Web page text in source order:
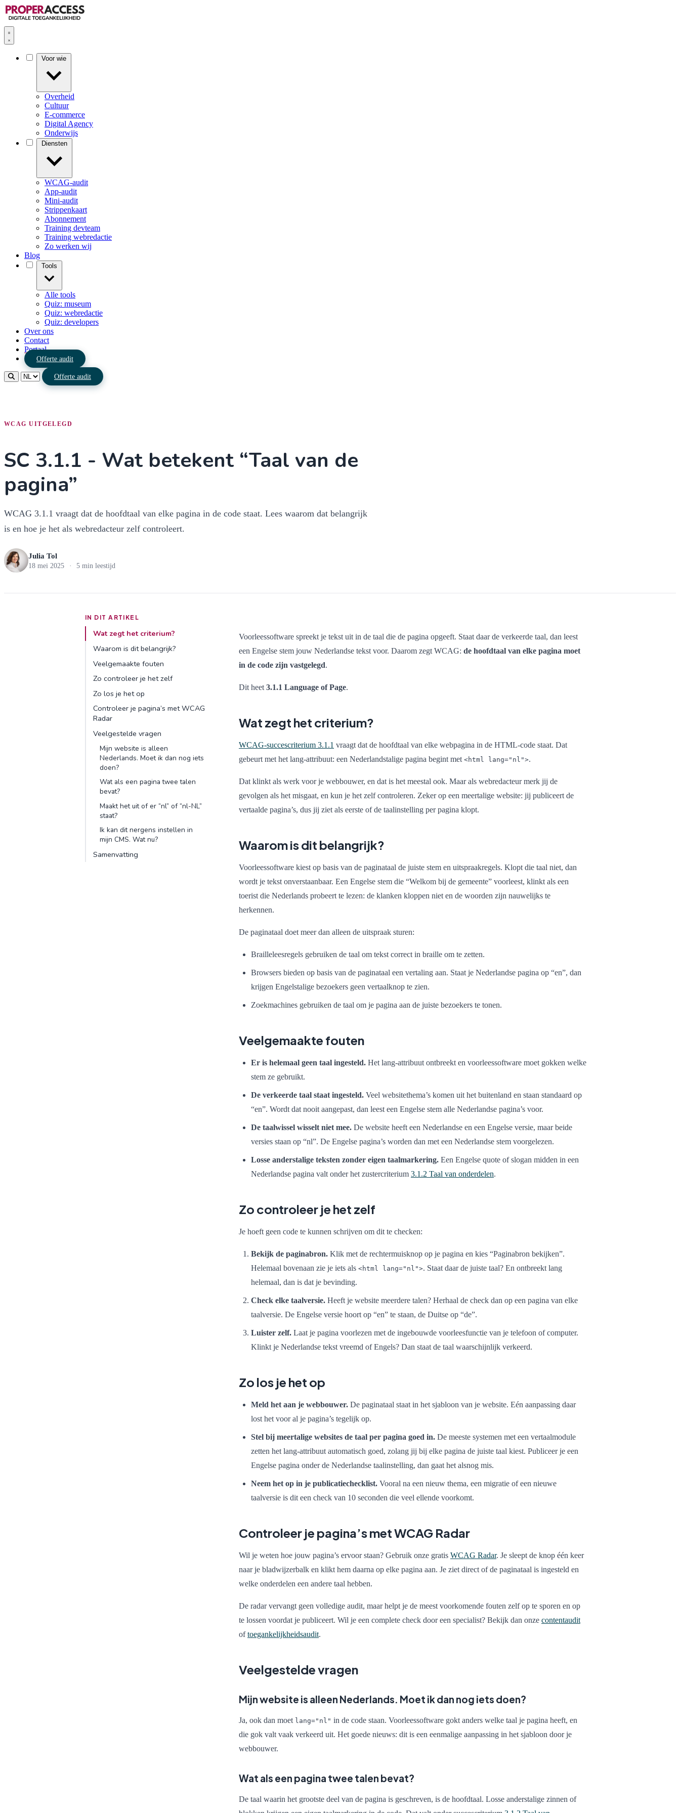
Overheid
Cultuur
E-commerce
Digital Agency
Onderwijs
WCAG-audit
App-audit
Mini-audit
Strippenkaart
Abonnement
Training devteam
Training webredactie
Zo werken wij
Blog
Alle tools
Quiz: museum
Quiz: webredactie
Quiz: developers
Over ons
Contact
Portaal
Offerte audit
Offerte audit
WCAG UITGELEGD
SC 3.1.1 - Wat betekent “Taal van de
pagina”
WCAG 3.1.1 vraagt dat de hoofdtaal van elke pagina in de code staat. Lees waarom dat belangrijk
is en hoe je het als webredacteur zelf controleert.
Julia Tol
18 mei 2025 · 5 min leestijd
IN DIT ARTIKEL
Wat zegt het criterium?
Waarom is dit belangrijk?
Veelgemaakte fouten
Zo controleer je het zelf
Zo los je het op
Controleer je pagina’s met WCAG
Radar
Veelgestelde vragen
Mijn website is alleen
Nederlands. Moet ik dan nog iets
doen?
Wat als een pagina twee talen
bevat?
Maakt het uit of er “nl” of “nl-NL”
staat?
Ik kan dit nergens instellen in
mijn CMS. Wat nu?
Samenvatting
Voorleessoftware spreekt je tekst uit in de taal die de pagina opgeeft. Staat daar de verkeerde taal, dan leest
een Engelse stem jouw Nederlandse tekst voor. Daarom zegt WCAG: de hoofdtaal van elke pagina moet
in de code zijn vastgelegd.
Dit heet 3.1.1 Language of Page.
Wat zegt het criterium?
WCAG-succescriterium 3.1.1 vraagt dat de hoofdtaal van elke webpagina in de HTML-code staat. Dat
gebeurt met het lang-attribuut: een Nederlandstalige pagina begint met <html lang="nl">.
Dat klinkt als werk voor je webbouwer, en dat is het meestal ook. Maar als webredacteur merk jij de
gevolgen als het misgaat, en kun je het zelf controleren. Zeker op een meertalige website: jij publiceert de
vertaalde pagina’s, dus jij ziet als eerste of de taalinstelling per pagina klopt.
Waarom is dit belangrijk?
Voorleessoftware kiest op basis van de paginataal de juiste stem en uitspraakregels. Klopt die taal niet, dan
wordt je tekst onverstaanbaar. Een Engelse stem die “Welkom bij de gemeente” voorleest, klinkt als een
toerist die Nederlands probeert te lezen: de klanken kloppen niet en de woorden zijn nauwelijks te
herkennen.
De paginataal doet meer dan alleen de uitspraak sturen:
Brailleleesregels gebruiken de taal om tekst correct in braille om te zetten.
Browsers bieden op basis van de paginataal een vertaling aan. Staat je Nederlandse pagina op “en”, dan
krijgen Engelstalige bezoekers geen vertaalknop te zien.
Zoekmachines gebruiken de taal om je pagina aan de juiste bezoekers te tonen.
Veelgemaakte fouten
Er is helemaal geen taal ingesteld. Het lang-attribuut ontbreekt en voorleessoftware moet gokken welke
stem ze gebruikt.
De verkeerde taal staat ingesteld. Veel websitethema’s komen uit het buitenland en staan standaard op
“en”. Wordt dat nooit aangepast, dan leest een Engelse stem alle Nederlandse pagina’s voor.
De taalwissel wisselt niet mee. De website heeft een Nederlandse en een Engelse versie, maar beide
versies staan op “nl”. De Engelse pagina’s worden dan met een Nederlandse stem voorgelezen.
Losse anderstalige teksten zonder eigen taalmarkering. Een Engelse quote of slogan midden in een
Nederlandse pagina valt onder het zustercriterium 3.1.2 Taal van onderdelen.
Zo controleer je het zelf
Je hoeft geen code te kunnen schrijven om dit te checken:
Bekijk de paginabron. Klik met de rechtermuisknop op je pagina en kies “Paginabron bekijken”.
Helemaal bovenaan zie je iets als <html lang="nl">. Staat daar de juiste taal? En ontbreekt lang
helemaal, dan is dat je bevinding.
Check elke taalversie. Heeft je website meerdere talen? Herhaal de check dan op een pagina van elke
taalversie. De Engelse versie hoort op “en” te staan, de Duitse op “de”.
Luister zelf. Laat je pagina voorlezen met de ingebouwde voorleesfunctie van je telefoon of computer.
Klinkt je Nederlandse tekst vreemd of Engels? Dan staat de taal waarschijnlijk verkeerd.
Zo los je het op
Meld het aan je webbouwer. De paginataal staat in het sjabloon van je website. Eén aanpassing daar
lost het voor al je pagina’s tegelijk op.
Stel bij meertalige websites de taal per pagina goed in. De meeste systemen met een vertaalmodule
zetten het lang-attribuut automatisch goed, zolang jij bij elke pagina de juiste taal kiest. Publiceer je een
Engelse pagina onder de Nederlandse taalinstelling, dan gaat het alsnog mis.
Neem het op in je publicatiechecklist. Vooral na een nieuw thema, een migratie of een nieuwe
taalversie is dit een check van 10 seconden die veel ellende voorkomt.
Controleer je pagina’s met WCAG Radar
Wil je weten hoe jouw pagina’s ervoor staan? Gebruik onze gratis WCAG Radar. Je sleept de knop één keer
naar je bladwijzerbalk en klikt hem daarna op elke pagina aan. Je ziet direct of de paginataal is ingesteld en
welke onderdelen een andere taal hebben.
De radar vervangt geen volledige audit, maar helpt je de meest voorkomende fouten zelf op te sporen en op
te lossen voordat je publiceert. Wil je een complete check door een specialist? Bekijk dan onze contentaudit
oftoegankelijkheidsaudit.
Veelgestelde vragen
Mijn website is alleen Nederlands. Moet ik dan nog iets doen?
Ja, ook dan moet lang="nl" in de code staan. Voorleessoftware gokt anders welke taal je pagina heeft, en
die gok valt vaak verkeerd uit. Het goede nieuws: dit is een eenmalige aanpassing in het sjabloon door je
webbouwer.
Wat als een pagina twee talen bevat?
De taal waarin het grootste deel van de pagina is geschreven, is de hoofdtaal. Losse anderstalige zinnen of